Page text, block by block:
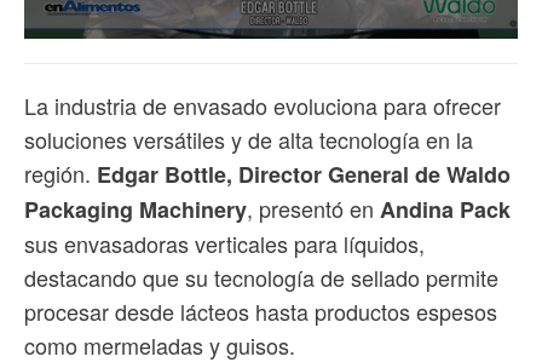
La industria de envasado evoluciona para ofrecer
soluciones versátiles y de alta tecnología en la
región. Edgar Bottle, Director General de Waldo
Packaging Machinery, presentó en Andina Pack
sus envasadoras verticales para líquidos,
destacando que su tecnología de sellado permite
procesar desde lácteos hasta productos espesos
como mermeladas y guisos.